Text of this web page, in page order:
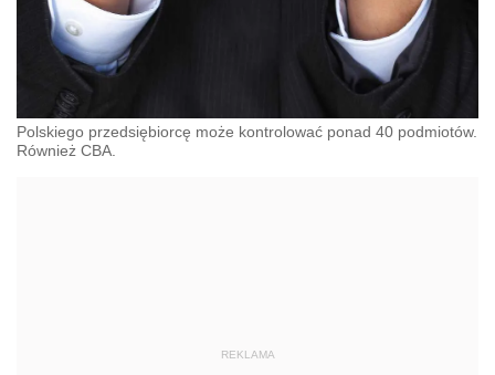
Polskiego przedsiębiorcę może kontrolować ponad 40 podmiotów.
Również CBA.